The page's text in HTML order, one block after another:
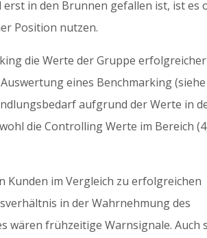
in den Brunnen gefallen ist, ist es
Position nutzen.
die Werte der Gruppe erfolgreicher
eines Benchmarking (siehe
aufgrund der Werte in
die Controlling Werte im Bereich
Kunden im Vergleich zu erfolgreichen
in der Wahrnehmung des
wären frühzeitige Warnsignale. Auch